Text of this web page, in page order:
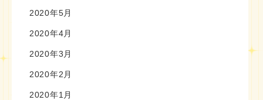
2020年5月
2020年4月
2020年3月
2020年2月
2020年1月